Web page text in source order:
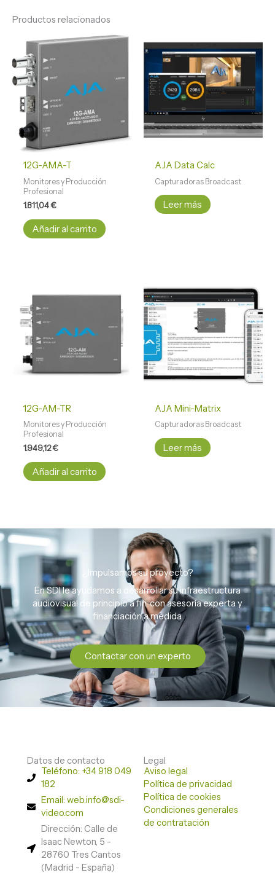
Productos relacionados
12G-AMA-T
Monitores y Producción
Profesional
1.811,04€
Añadir al carrito
AJA Data Calc
Capturadoras Broadcast
Leer más
12G-AM-TR
Monitores y Producción
Profesional
1.949,12€
Añadir al carrito
AJA Mini-Matrix
Capturadoras Broadcast
Leer más
¿Impulsamos su proyecto?
En SDI le ayudamos a desarrollar su infraestructura
audiovisual de principio a fin, con asesoría experta y
financiación a medida.
Contactar con un experto
Datos de contacto
Teléfono: +34 918 049
182
Email: web.info@sdi-
video.com
Dirección: Calle de
Isaac Newton, 5 -
28760 Tres Cantos
(Madrid - España)
Legal
Aviso legal
Política de privacidad
Política de cookies
Condiciones generales
de contratación